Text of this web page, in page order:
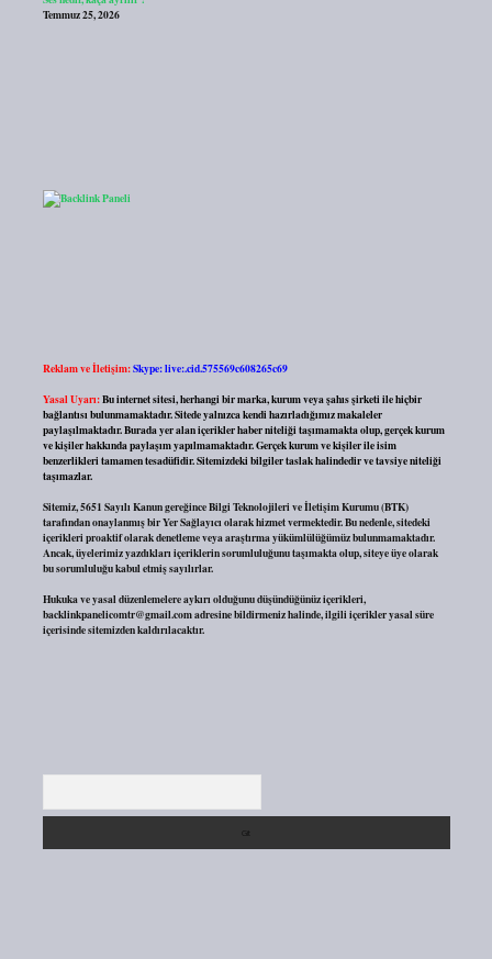
Temmuz 25, 2026
Reklam ve İletişim:Skype: live:.cid.575569c608265c69
Yasal Uyarı:Bu internet sitesi, herhangi bir marka, kurum veya şahıs şirketi ile hiçbir
bağlantısı bulunmamaktadır. Sitede yalnızca kendi hazırladığımız makaleler
paylaşılmaktadır. Burada yer alan içerikler haber niteliği taşımamakta olup, gerçek kurum
ve kişiler hakkında paylaşım yapılmamaktadır. Gerçek kurum ve kişiler ile isim
benzerlikleri tamamen tesadüfidir. Sitemizdeki bilgiler taslak halindedir ve tavsiye niteliği
taşımazlar.
Sitemiz, 5651 Sayılı Kanun gereğince Bilgi Teknolojileri ve İletişim Kurumu (BTK)
tarafından onaylanmış bir Yer Sağlayıcı olarak hizmet vermektedir. Bu nedenle, sitedeki
içerikleri proaktif olarak denetleme veya araştırma yükümlülüğümüz bulunmamaktadır.
Ancak, üyelerimiz yazdıkları içeriklerin sorumluluğunu taşımakta olup, siteye üye olarak
bu sorumluluğu kabul etmiş sayılırlar.
Hukuka ve yasal düzenlemelere aykırı olduğunu düşündüğünüz içerikleri,
backlinkpanelicomtr@gmail.comadresine bildirmeniz halinde, ilgili içerikler yasal süre
içerisinde sitemizden kaldırılacaktır.